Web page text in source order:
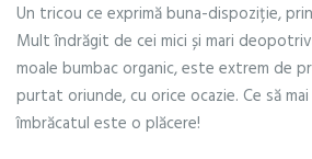
curcubeu
Un tricou ce exprimă buna-dispoziție,
Mult îndrăgit de cei mici și mari
moale bumbac organic, este extrem de
purtat oriunde, cu orice ocazie. Ce să
îmbrăcatul este o plăcere!